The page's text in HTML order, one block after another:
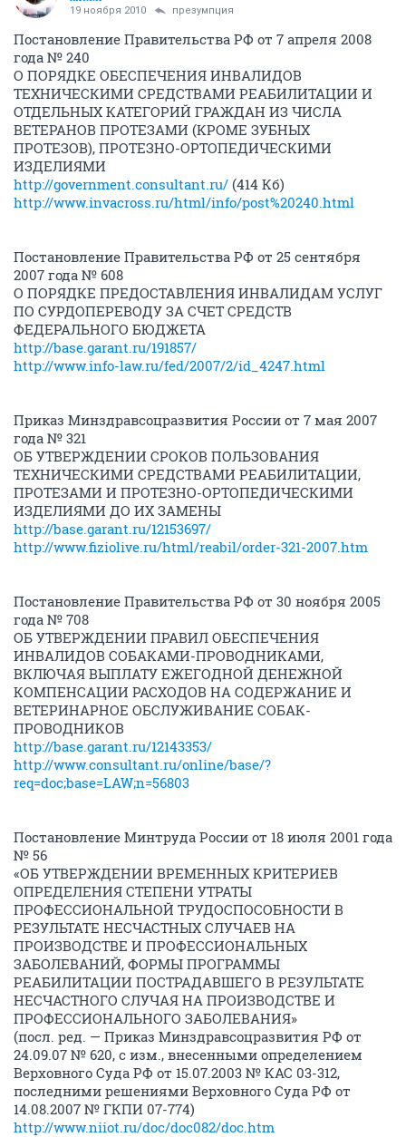
19 ноября 2010 презумпция
Постановление Правительства РФ от 7 апреля 2008
года № 240
О ПОРЯДКЕ ОБЕСПЕЧЕНИЯ ИНВАЛИДОВ
ТЕХНИЧЕСКИМИ СРЕДСТВАМИ РЕАБИЛИТАЦИИ И
ОТДЕЛЬНЫХ КАТЕГОРИЙ ГРАЖДАН ИЗ ЧИСЛА
ВЕТЕРАНОВ ПРОТЕЗАМИ (КРОМЕ ЗУБНЫХ
ПРОТЕЗОВ), ПРОТЕЗНО-ОРТОПЕДИЧЕСКИМИ
ИЗДЕЛИЯМИ
http://government.consultant.ru/ (414 Кб)
http://www.invacross.ru/html/info/post%20240.html
Постановление Правительства РФ от 25 сентября
2007 года № 608
О ПОРЯДКЕ ПРЕДОСТАВЛЕНИЯ ИНВАЛИДАМ УСЛУГ
ПО СУРДОПЕРЕВОДУ ЗА СЧЕТ СРЕДСТВ
ФЕДЕРАЛЬНОГО БЮДЖЕТА
http://base.garant.ru/191857/
http://www.info-law.ru/fed/2007/2/id_4247.html
Приказ Минздравсоцразвития России от 7 мая 2007
года № 321
ОБ УТВЕРЖДЕНИИ СРОКОВ ПОЛЬЗОВАНИЯ
ТЕХНИЧЕСКИМИ СРЕДСТВАМИ РЕАБИЛИТАЦИИ,
ПРОТЕЗАМИ И ПРОТЕЗНО-ОРТОПЕДИЧЕСКИМИ
ИЗДЕЛИЯМИ ДО ИХ ЗАМЕНЫ
http://base.garant.ru/12153697/
http://www.fiziolive.ru/html/reabil/order-321-2007.htm
Постановление Правительства РФ от 30 ноября 2005
года № 708
ОБ УТВЕРЖДЕНИИ ПРАВИЛ ОБЕСПЕЧЕНИЯ
ИНВАЛИДОВ СОБАКАМИ-ПРОВОДНИКАМИ,
ВКЛЮЧАЯ ВЫПЛАТУ ЕЖЕГОДНОЙ ДЕНЕЖНОЙ
КОМПЕНСАЦИИ РАСХОДОВ НА СОДЕРЖАНИЕ И
ВЕТЕРИНАРНОЕ ОБСЛУЖИВАНИЕ СОБАК-
ПРОВОДНИКОВ
http://base.garant.ru/12143353/
http://www.consultant.ru/online/base/?
req=doc;base=LAW;n=56803
Постановление Минтруда России от 18 июля 2001 года
№ 56
«ОБ УТВЕРЖДЕНИИ ВРЕМЕННЫХ КРИТЕРИЕВ
ОПРЕДЕЛЕНИЯ СТЕПЕНИ УТРАТЫ
ПРОФЕССИОНАЛЬНОЙ ТРУДОСПОСОБНОСТИ В
РЕЗУЛЬТАТЕ НЕСЧАСТНЫХ СЛУЧАЕВ НА
ПРОИЗВОДСТВЕ И ПРОФЕССИОНАЛЬНЫХ
ЗАБОЛЕВАНИЙ, ФОРМЫ ПРОГРАММЫ
РЕАБИЛИТАЦИИ ПОСТРАДАВШЕГО В РЕЗУЛЬТАТЕ
НЕСЧАСТНОГО СЛУЧАЯ НА ПРОИЗВОДСТВЕ И
ПРОФЕССИОНАЛЬНОГО ЗАБОЛЕВАНИЯ»
(посл. ред. — Приказ Минздравсоцразвития РФ от
24.09.07 № 620, с изм., внесенными определением
Верховного Суда РФ от 15.07.2003 № КАС 03-312,
последними решениями Верховного Суда РФ от
14.08.2007 № ГКПИ 07-774)
http://www.niiot.ru/doc/doc082/doc.htm